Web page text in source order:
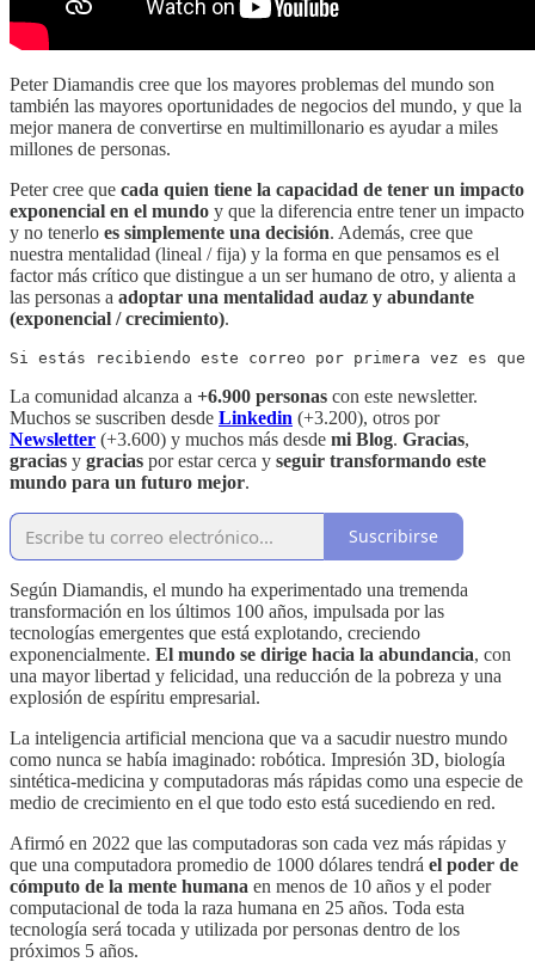
Peter Diamandis cree que los mayores problemas del mundo son
también las mayores oportunidades de negocios del mundo, y que la
mejor manera de convertirse en multimillonario es ayudar a miles
millones de personas.
Peter cree que cada quien tiene la capacidad de tener un impacto
exponencial en el mundo y que la diferencia entre tener un impacto
y no tenerlo es simplemente una decisión. Además, cree que
nuestra mentalidad (lineal / fija) y la forma en que pensamos es el
factor más crítico que distingue a un ser humano de otro, y alienta a
las personas a adoptar una mentalidad audaz y abundante
(exponencial / crecimiento).
Si estás recibiendo este correo por primera vez es
La comunidad alcanza a +6.900 personas con este newsletter.
Muchos se suscriben desde Linkedin (+3.200), otros por
Newsletter (+3.600) y muchos más desde mi Blog. Gracias,
gracias y gracias por estar cerca y seguir transformando este
mundo para un futuro mejor.
Suscribirse
Según Diamandis, el mundo ha experimentado una tremenda
transformación en los últimos 100 años, impulsada por las
tecnologías emergentes que está explotando, creciendo
exponencialmente. El mundo se dirige hacia la abundancia, con
una mayor libertad y felicidad, una reducción de la pobreza y una
explosión de espíritu empresarial.
La inteligencia artificial menciona que va a sacudir nuestro mundo
como nunca se había imaginado: robótica. Impresión 3D, biología
sintética-medicina y computadoras más rápidas como una especie de
medio de crecimiento en el que todo esto está sucediendo en red.
Afirmó en 2022 que las computadoras son cada vez más rápidas y
que una computadora promedio de 1000 dólares tendrá el poder de
cómputo de la mente humana en menos de 10 años y el poder
computacional de toda la raza humana en 25 años. Toda esta
tecnología será tocada y utilizada por personas dentro de los
próximos 5 años.